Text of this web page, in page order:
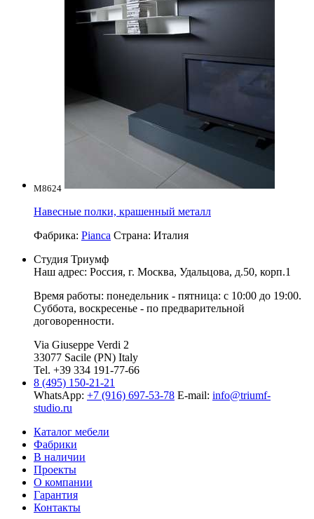
M8624
Навесные полки, крашенный металл
Фабрика: Pianca Страна: Италия
Студия Триумф
Наш адрес: Россия, г. Москва, Удальцова, д.50, корп.1
Время работы: понедельник - пятница: с 10:00 до 19:00.
Суббота, воскресенье - по предварительной
договоренности.
Via Giuseppe Verdi 2
33077 Sacile (PN) Italy
Tel. +39 334 191-77-66
8 (495) 150-21-21
WhatsApp: +7 (916) 697-53-78 E-mail: info@triumf-
studio.ru
Каталог мебели
Фабрики
В наличии
Проекты
О компании
Гарантия
Контакты